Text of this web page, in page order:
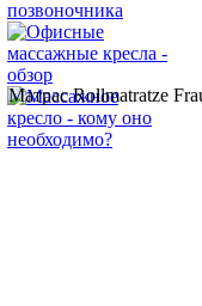
Матрас Rollmatratze